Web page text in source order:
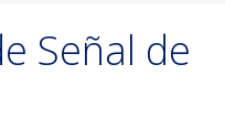
Señal de